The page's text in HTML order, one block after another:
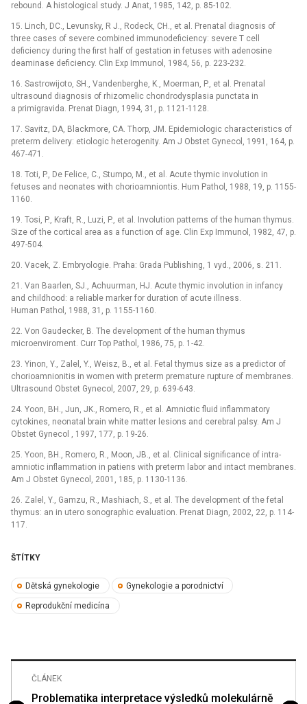
rebound. A histological study. J Anat, 1985, 142, p. 85-102.
15. Linch, DC., Levunsky, R J., Rodeck, CH., et al. Prenatal diagnosis of
three cases of severe combined immunodeficiency: severe T cell
deficiency during the first half of gestation in fetuses with adenosine
deaminase deficiency. Clin Exp Immunol, 1984, 56, p. 223-232.
16. Sastrowijoto, SH., Vandenberghe, K., Moerman, P., et al. Prenatal
ultrasound diagnosis of rhizomelic chondrodysplasia punctata in
a primigravida. Prenat Diagn, 1994, 31, p. 1121-1128.
17. Savitz, DA, Blackmore, CA. Thorp, JM. Epidemiologic characteristics of
preterm delivery: etiologic heterogenity. Am J Obstet Gynecol, 1991, 164, p.
467-471.
18. Toti, P., De Felice, C., Stumpo, M., et al. Acute thymic involution in
fetuses and neonates with chorioamniontis. Hum Pathol, 1988, 19, p. 1155-
1160.
19. Tosi, P., Kraft, R., Luzi, P., et al. Involution patterns of the human thymus.
Size of the cortical area as a function of age. Clin Exp Immunol, 1982, 47, p.
497-504.
20. Vacek, Z. Embryologie. Praha: Grada Publishing, 1 vyd., 2006, s. 211.
21. Van Baarlen, SJ., Achuurman, HJ. Acute thymic involution in infancy
and childhood: a reliable marker for duration of acute illness.
Human Pathol, 1988, 31, p. 1155-1160.
22. Von Gaudecker, B. The development of the human thymus
microenviroment. Curr Top Pathol, 1986, 75, p. 1-42.
23. Yinon, Y., Zalel, Y., Weisz, B., et al. Fetal thymus size as a predictor of
chorioamnionitis in women with preterm premature rupture of membranes.
Ultrasound Obstet Gynecol, 2007, 29, p. 639-643.
24. Yoon, BH., Jun, JK., Romero, R., et al. Amniotic fluid inflammatory
cytokines, neonatal brain white matter lesions and cerebral palsy. Am J
Obstet Gynecol , 1997, 177, p. 19-26.
25. Yoon, BH., Romero, R., Moon, JB., et al. Clinical significance of intra-
amniotic inflammation in patiens with preterm labor and intact membranes.
Am J Obstet Gynecol, 2001, 185, p. 1130-1136.
26. Zalel, Y., Gamzu, R., Mashiach, S., et al. The development of the fetal
thymus: an in utero sonographic evaluation. Prenat Diagn, 2002, 22, p. 114-
117.
ŠTÍTKY
Dětská gynekologie Gynekologie a porodnictví
Reprodukční medicína
ČLÁNEK
Problematika interpretace výsledků molekulárně